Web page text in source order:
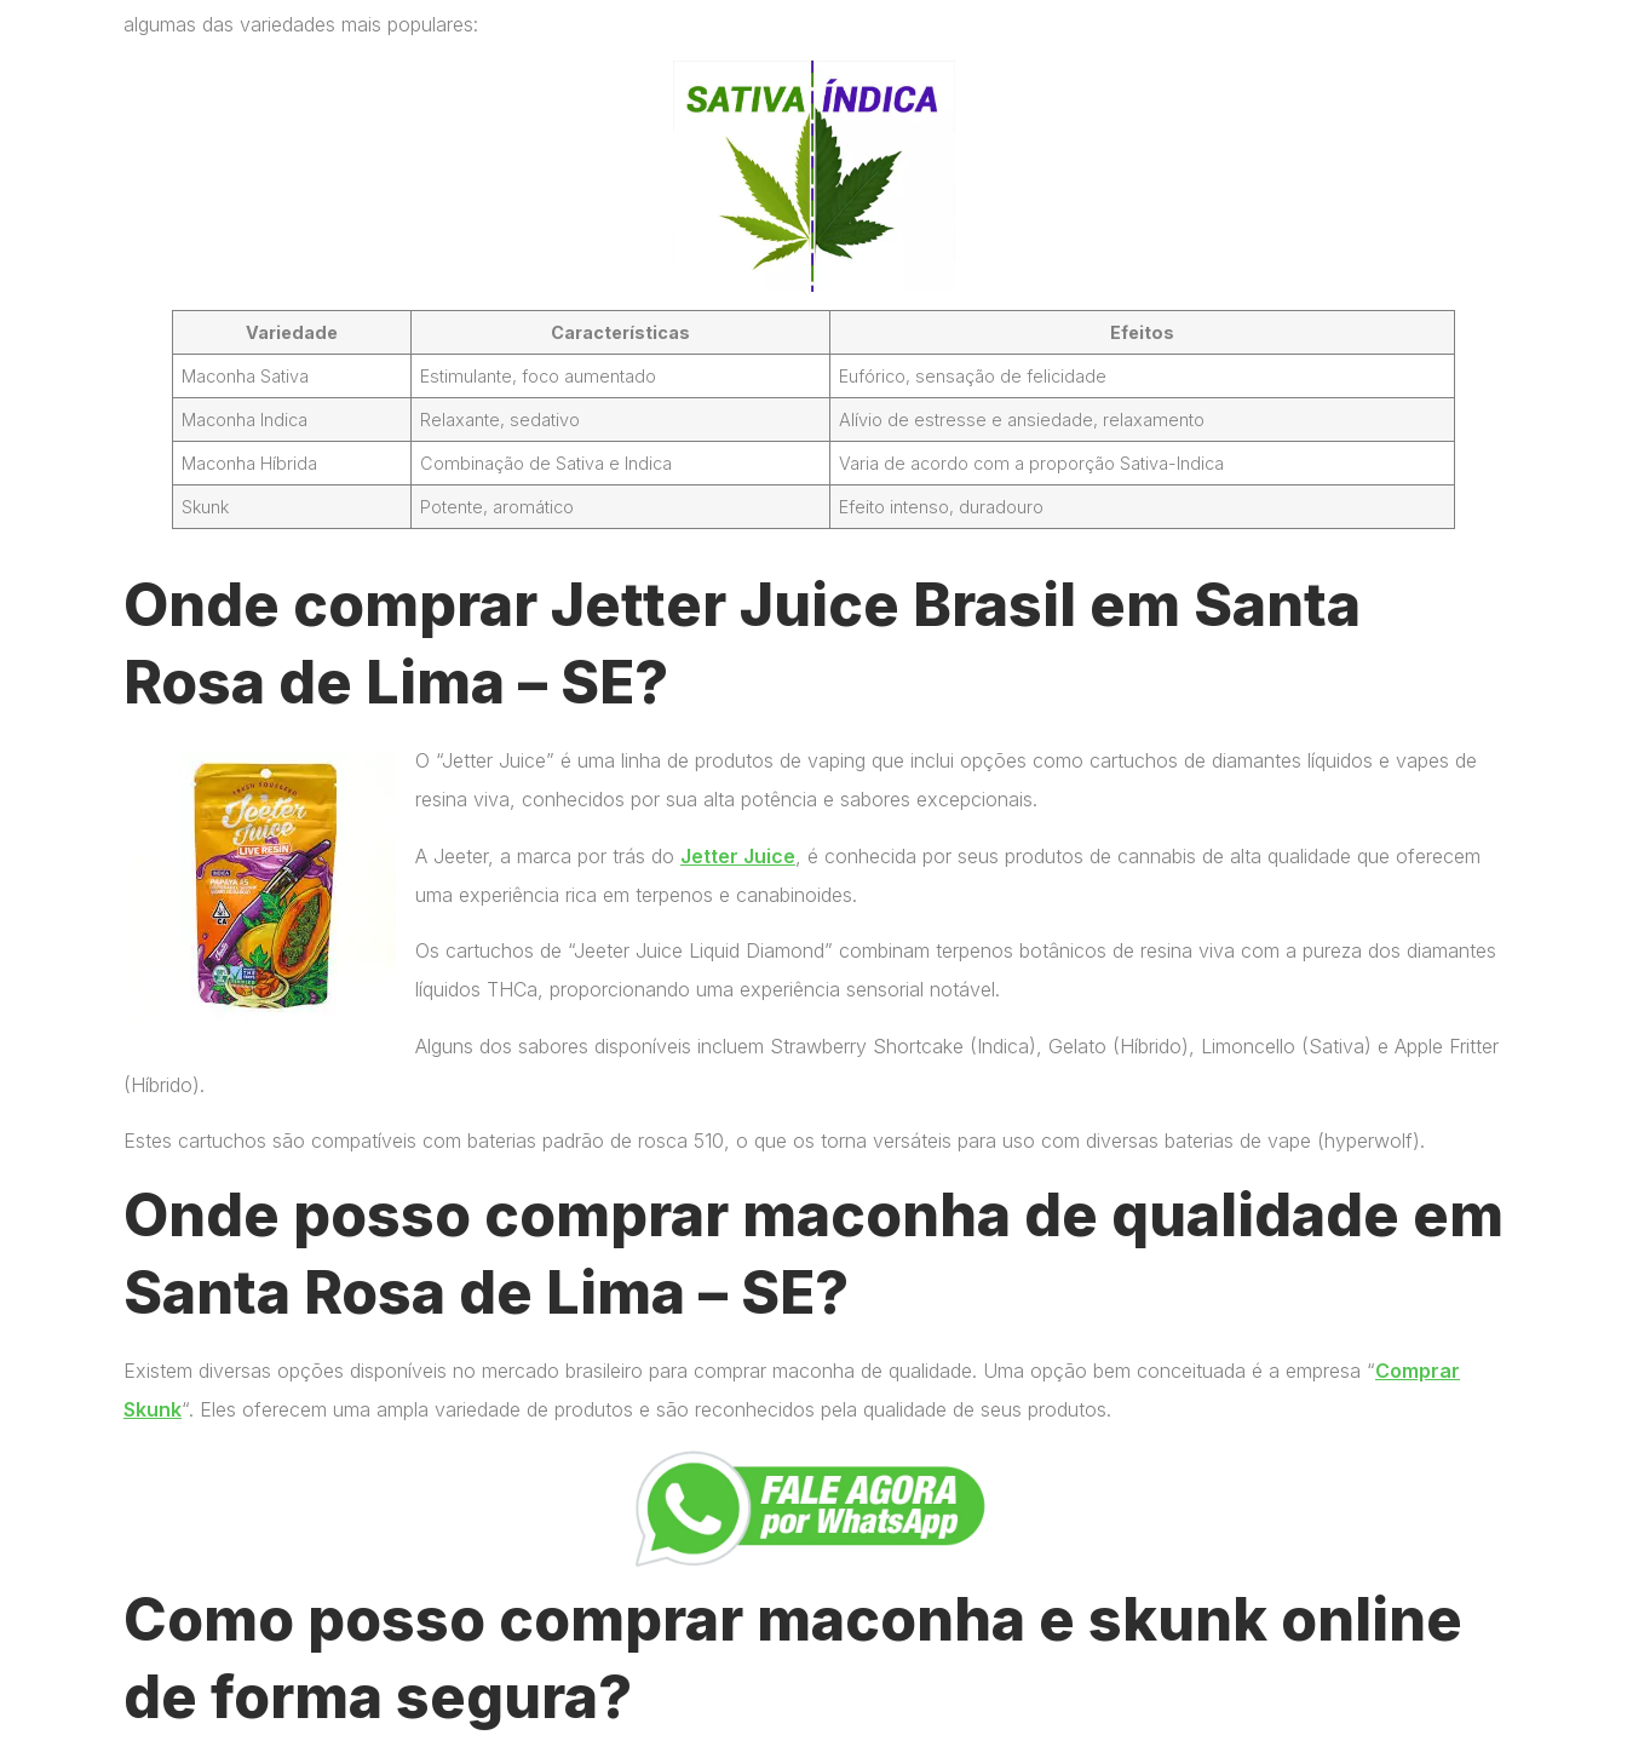
algumas das variedades mais populares:
Variedade Características Efeitos
Maconha Sativa Estimulante, foco aumentado Eufórico, sensação de felicidade
Maconha Indica Relaxante, sedativo Alívio de estresse e ansiedade, relaxamento
Maconha Híbrida Combinação de Sativa e Indica Varia de acordo com a proporção Sativa-Indica
Skunk Potente, aromático Efeito intenso, duradouro
Onde comprar Jetter Juice Brasil em Santa
Rosa de Lima – SE?
O “Jetter Juice” é uma linha de produtos de vaping que inclui opções como cartuchos de diamantes líquidos e vapes de
resina viva, conhecidos por sua alta potência e sabores excepcionais.
A Jeeter, a marca por trás do Jetter Juice , é conhecida por seus produtos de cannabis de alta qualidade que oferecem
uma experiência rica em terpenos e canabinoides.
Os cartuchos de “Jeeter Juice Liquid Diamond” combinam terpenos botânicos de resina viva com a pureza dos diamantes
líquidos THCa, proporcionando uma experiência sensorial notável.
Alguns dos sabores disponíveis incluem Strawberry Shortcake (Indica), Gelato (Híbrido), Limoncello (Sativa) e Apple Fritter
(Híbrido).
Estes cartuchos são compatíveis com baterias padrão de rosca 510, o que os torna versáteis para uso com diversas baterias de vape​ (hyperwolf)​.
Onde posso comprar maconha de qualidade em
Santa Rosa de Lima – SE?
Existem diversas opções disponíveis no mercado brasileiro para comprar maconha de qualidade. Uma opção bem conceituada é a empresa “Comprar
Skunk“. Eles oferecem uma ampla variedade de produtos e são reconhecidos pela qualidade de seus produtos.
Como posso comprar maconha e skunk online
de forma segura?